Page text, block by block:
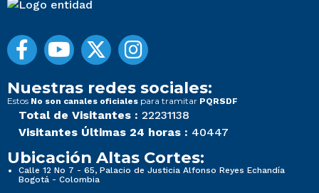
Nuestras redes sociales:
Estos No son canales oficiales para tramitar PQRSDF
Total de Visitantes : 22231138
Visitantes Últimas 24 horas : 40447
Ubicación Altas Cortes:
Calle 12 No 7 - 65, Palacio de Justicia Alfonso Reyes Echandía
Bogotá - Colombia